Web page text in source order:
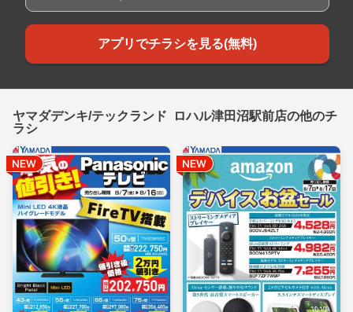
アプリでチラシを見る(無料)
ヤマダデンキ/テックランド ロハル津田沼駅前店の他のチ
ラシ